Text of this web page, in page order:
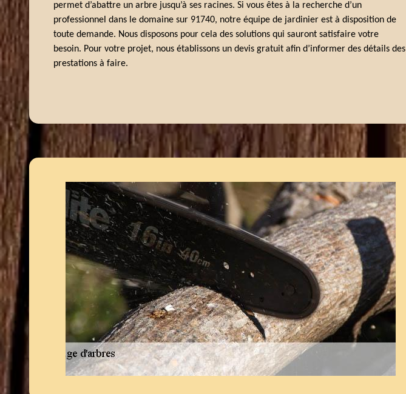
permet d’abattre un arbre jusqu’à ses racines. Si vous êtes à la recherche d’un
professionnel dans le domaine sur 91740, notre équipe de jardinier est à disposition de
toute demande. Nous disposons pour cela des solutions qui sauront satisfaire votre
besoin. Pour votre projet, nous établissons un devis gratuit afin d’informer des détails des
prestations à faire.